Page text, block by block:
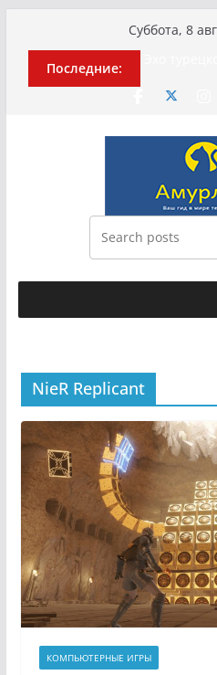
содержимому
Суббота, 8
Последние:
МотоТани?
Илью
фейках о
Новые
связали
История о
улетели к
NieR Replicant
КОМПЬЮТЕРНЫЕ ИГРЫ